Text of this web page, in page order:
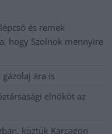
és remek
hogy Szolnok mennyire
ára is
elnököt az
köztük Karcagon